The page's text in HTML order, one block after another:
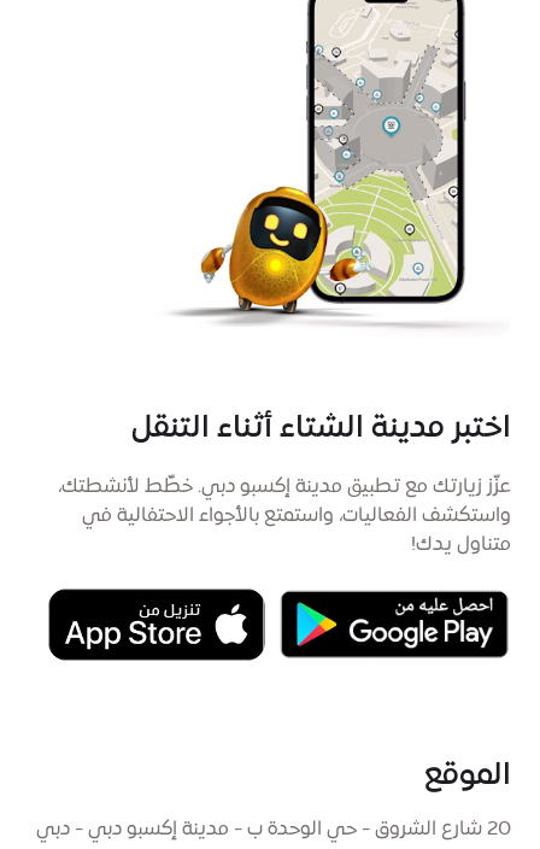
اختبر مدينة الشتاء أثناء التنقل
عزّز زيارتك مع تطبيق مدينة إكسبو دبي. خطِّط لأنشطتك،
واستكشف الفعاليات، واستمتع بالأجواء الاحتفالية في
متناول يدك!
الموقع
20 شارع الشروق - حي الوحدة ب - مدينة إكسبو دبي - دبي